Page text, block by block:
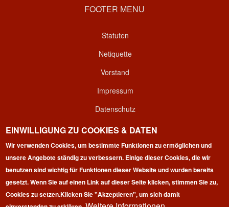
FOOTER MENU
Statuten
Netiquette
Vorstand
Impressum
Datenschutz
Kontakt
Login
EINWILLIGUNG ZU COOKIES & DATEN
Wir verwenden Cookies, um bestimmte Funktionen zu ermöglichen und
unsere Angebote ständig zu verbessern. Einige dieser Cookies, die wir
benutzen sind wichtig für Funktionen dieser Website und wurden bereits
gesetzt. Wenn Sie auf einen Link auf dieser Seite klicken, stimmen Sie zu,
Cookies zu setzen.Klicken Sie "Akzeptieren", um sich damit